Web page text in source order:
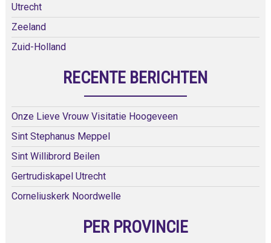
Utrecht
Zeeland
Zuid-Holland
RECENTE BERICHTEN
Onze Lieve Vrouw Visitatie Hoogeveen
Sint Stephanus Meppel
Sint Willibrord Beilen
Gertrudiskapel Utrecht
Corneliuskerk Noordwelle
PER PROVINCIE